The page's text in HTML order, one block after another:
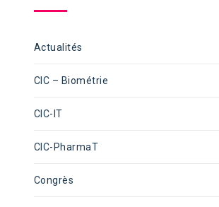
Actualités
CIC – Biométrie
CIC-IT
CIC-PharmaT
Congrès